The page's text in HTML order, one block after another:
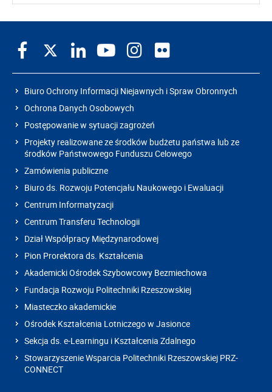
Biuro Ochrony Informacji Niejawnych i Spraw Obronnych
Ochrona Danych Osobowych
Postępowanie w sytuacji zagrożeń
Projekty realizowane ze środków budżetu państwa lub ze
środków Państwowego Funduszu Celowego
Zamówienia publiczne
Biuro ds. Rozwoju Potencjału Naukowego i Ewaluacji
Centrum Informatyzacji
Centrum Transferu Technologii
Dział Współpracy Międzynarodowej
Pion Prorektora ds. Kształcenia
Akademicki Ośrodek Szybowcowy Bezmiechowa
Fundacja Rozwoju Politechniki Rzeszowskiej
Miasteczko akademickie
Ośrodek Kształcenia Lotniczego w Jasionce
Sekcja ds. e-Learningu i Kształcenia Zdalnego
Stowarzyszenie Wsparcia Politechniki Rzeszowskiej PRZ-
CONNECT